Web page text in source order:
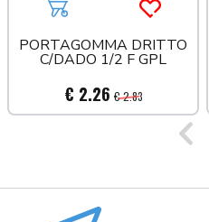
Aggiungi al carrello
PORTAGOMMA DRITTO
C/DADO 1/2 F GPL
€ 2.26 € 2.83